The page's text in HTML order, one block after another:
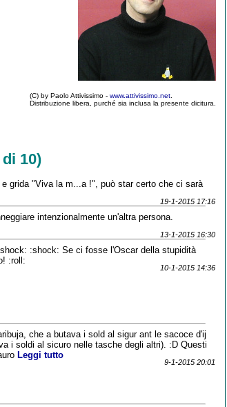
(C) by Paolo Attivissimo - www.attivissimo.net.
Distribuzione libera, purché sia inclusa la presente dicitura.
10)
grida "Viva la m...a !", può star certo che ci sarà
19-1-2015 17:16
intenzionalmente un'altra persona.
13-1-2015 16:30
:shock: Se ci fosse l'Oscar della stupidità
:roll:
10-1-2015 14:36
che a butava i sold al sigur ant le sacoce d'ij
i soldi al sicuro nelle tasche degli altri). :D Questi
Leggi tutto
9-1-2015 20:01